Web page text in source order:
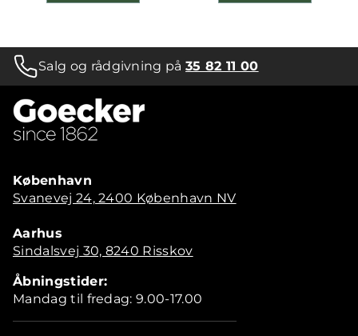
Salg og rådgivning på35 82 11 00
København
Svanevej 24, 2400 København NV
Aarhus
Sindalsvej 30, 8240 Risskov
Åbningstider:
Mandag til fredag: 9.00-17.00